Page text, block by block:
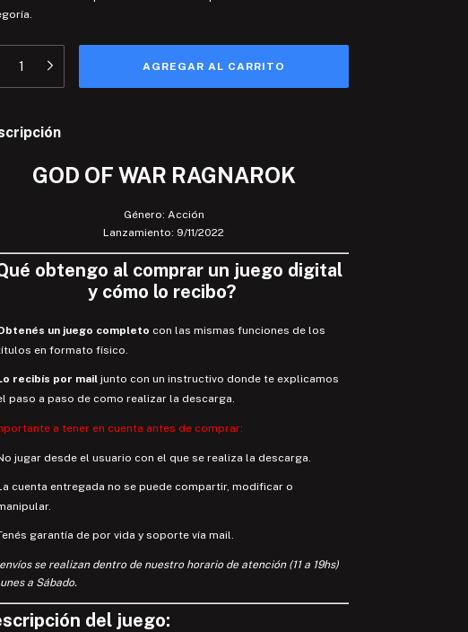
GOD OF WAR RAGNAROK
Género: Acción
Lanzamiento: 9/11/2022
obtengo al comprar un juego digital
y cómo lo recibo?
un juego completo con las mismas funciones de los
en formato físico.
recibís por mail junto con un instructivo donde te explicamos
paso a paso de como realizar la descarga.
a tener en cuenta antes de comprar:
jugar desde el usuario con el que se realiza la descarga.
cuenta entregada no se puede compartir, modificar o
garantía de por vida y soporte vía mail.
se realizan dentro de nuestro horario de atención (11 a 19hs)
a Sábado.
del juego: